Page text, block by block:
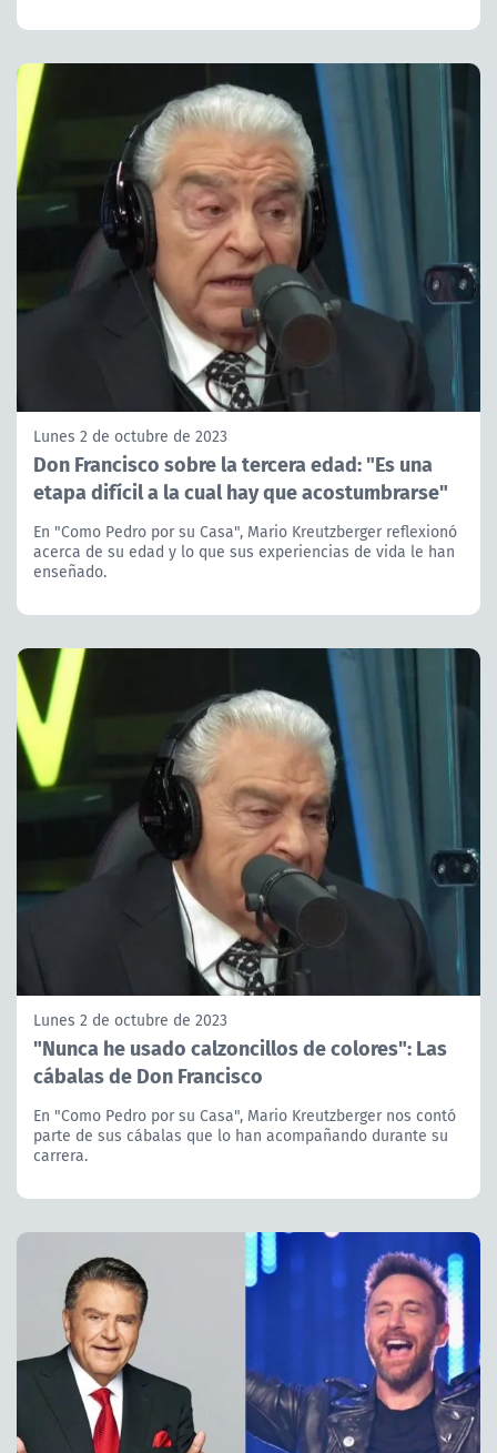
Lunes 2 de octubre de 2023
Don Francisco sobre la tercera edad: "Es una
etapa difícil a la cual hay que acostumbrarse"
En "Como Pedro por su Casa", Mario Kreutzberger reflexionó
acerca de su edad y lo que sus experiencias de vida le han
enseñado.
Lunes 2 de octubre de 2023
"Nunca he usado calzoncillos de colores": Las
cábalas de Don Francisco
En "Como Pedro por su Casa", Mario Kreutzberger nos contó
parte de sus cábalas que lo han acompañando durante su
carrera.